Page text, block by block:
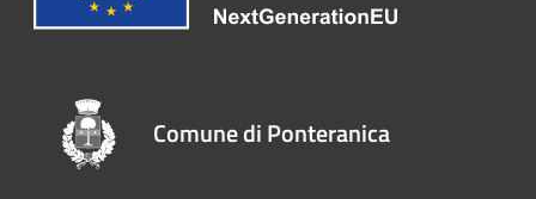
Comune di Ponteranica